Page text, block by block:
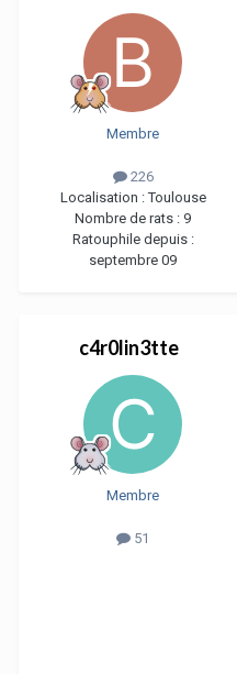
Membre
226
Localisation :Toulouse
Nombre de rats : 9
Ratouphile depuis :
septembre 09
c4r0lin3tte
Membre
51